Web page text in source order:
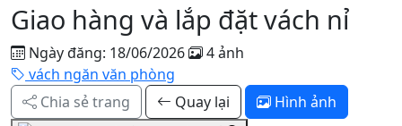
Giao hàng và lắp đặt vách nỉ
Ngày đăng: 18/06/2026
4 ảnh
vách ngăn văn phòng
Chia sẻ trang
Quay lại Hình ảnh